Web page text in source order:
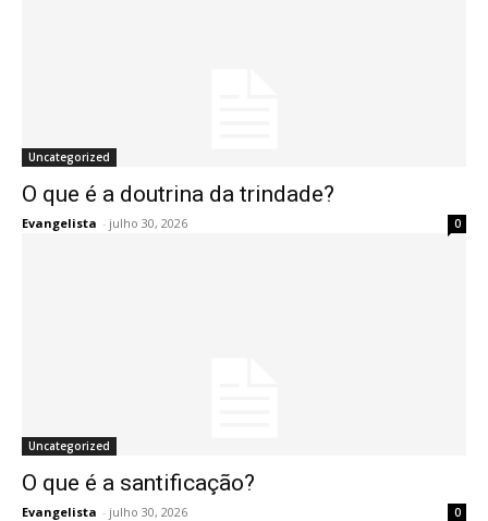
Uncategorized
O que é a doutrina da trindade?
Evangelista - julho 30, 2026 0
Uncategorized
O que é a santificação?
Evangelista - julho 30, 2026 0